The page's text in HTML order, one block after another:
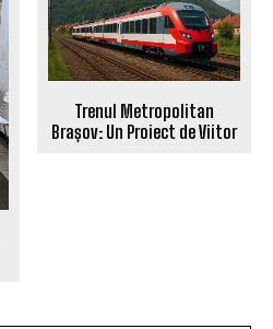
Trenul Metropolitan
Brașov: Un Proiect de Viitor